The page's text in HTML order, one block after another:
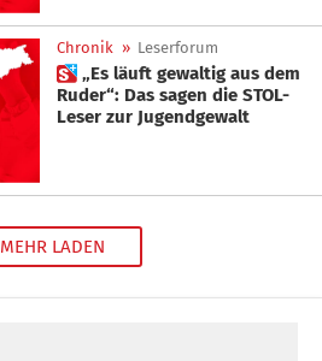
Chronik » Leserforum
 „Es läuft gewaltig aus dem
Ruder“: Das sagen die STOL-
Leser zur Jugendgewalt
MEHR LADEN